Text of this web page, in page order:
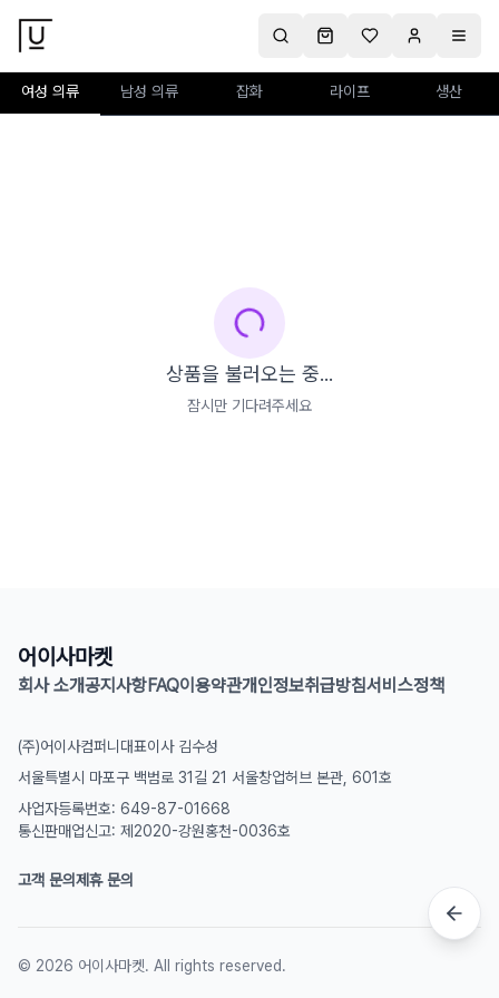
여성 의류 남성 의류 잡화 라이프 생산
상품을 불러오는 중...
잠시만 기다려주세요
어이사마켓
회사 소개공지사항FAQ이용약관개인정보취급방침서비스정책
(주)어이사컴퍼니 대표이사 김수성
서울특별시 마포구 백범로 31길 21 서울창업허브 본관, 601호
사업자등록번호: 649-87-01668
통신판매업신고: 제2020-강원홍천-0036호
고객 문의제휴 문의
© 2026 어이사마켓. All rights reserved.